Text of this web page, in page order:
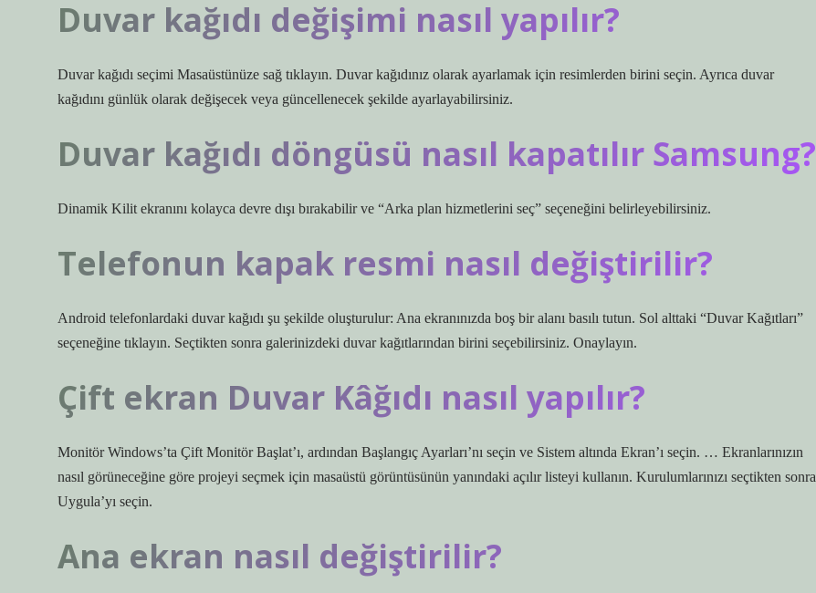
Duvar kağıdı değişimi nasıl yapılır?
Duvar kağıdı seçimi Masaüstünüze sağ tıklayın. Duvar kağıdınız olarak ayarlamak için resimlerden birini seçin. Ayrıca duvar
kağıdını günlük olarak değişecek veya güncellenecek şekilde ayarlayabilirsiniz.
Duvar kağıdı döngüsü nasıl kapatılır Samsung?
Dinamik Kilit ekranını kolayca devre dışı bırakabilir ve “Arka plan hizmetlerini seç” seçeneğini belirleyebilirsiniz.
Telefonun kapak resmi nasıl değiştirilir?
Android telefonlardaki duvar kağıdı şu şekilde oluşturulur: Ana ekranınızda boş bir alanı basılı tutun. Sol alttaki “Duvar Kağıtları”
seçeneğine tıklayın. Seçtikten sonra galerinizdeki duvar kağıtlarından birini seçebilirsiniz. Onaylayın.
Çift ekran Duvar Kâğıdı nasıl yapılır?
Monitör Windows’ta Çift Monitör Başlat’ı, ardından Başlangıç ​​Ayarları’nı seçin ve Sistem altında Ekran’ı seçin. … Ekranlarınızın
nasıl görüneceğine göre projeyi seçmek için masaüstü görüntüsünün yanındaki açılır listeyi kullanın. Kurulumlarınızı seçtikten sonra
Uygula’yı seçin.
Ana ekran nasıl değiştirilir?